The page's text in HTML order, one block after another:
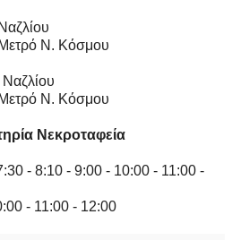
Ν. Κόσμου
Ν. Κόσμου
Νεκροταφεία
- 8:10 - 9:00 - 10:00 - 11:00 -
- 11:00 - 12:00